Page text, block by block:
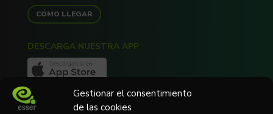
Gestionar el consentimiento
de las cookies
CÓMO LLEGAR
DESCARGA NUESTRA APP